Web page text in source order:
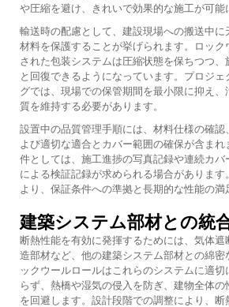
や圧縮を避け、きれいで効果的な施工が可能
輸送時の配慮として、建設現場への搬送中に
材料を保護することが挙げられます。ロッ
された包装システムは圧縮状態を保ちつつ
と回復できるようになっています。プロジ
グでは、現場での保管期間を最小限に抑え
質を維持する必要があります。
設置中の品質管理手順には、材料仕様の確認
よび適切な適合とカバー範囲の確保が含ま
件としては、施工進捗の写真記録や連続カバ
による検証記録が求められる場合があります
より、保証条件への準拠と長期的な性能の満
建築システム部材との統
断熱性能を有効に発揮するためには、気体
造部材など、他の建築システム部材との綿密
ックウールロールはこれらのシステムに適
らず、熱橋や湿気の侵入を防ぎ、建物全体の
を回避します。設計段階での調整により、断